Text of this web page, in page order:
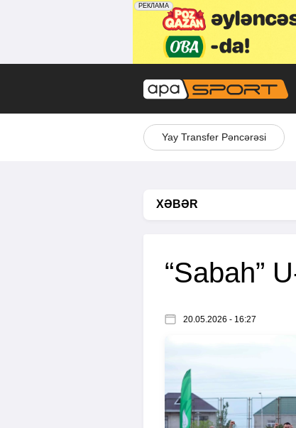
Yay Transfer Pəncərəsi
XƏBƏR
“Sabah”
20.05.2026 - 16:27